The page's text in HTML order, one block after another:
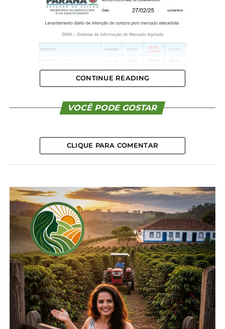
CONTINUE READING
VOCÊ PODE GOSTAR
CLIQUE PARA COMENTAR